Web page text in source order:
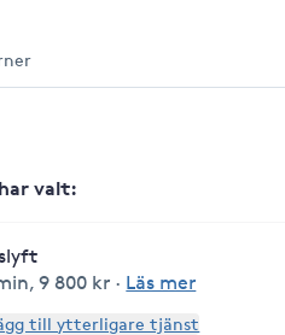
valt:
,9 800 kr · Läs mer
till ytterligare tjänst